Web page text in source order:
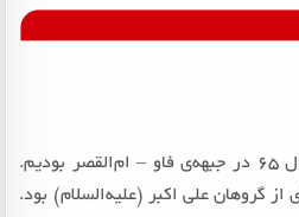
از سید جمال اعتصامی: در سال 65 در جبهه‌ی فاو – ام‌القصر بودیم.
گروهان علی اکبر (علیه‌السلام) بود.